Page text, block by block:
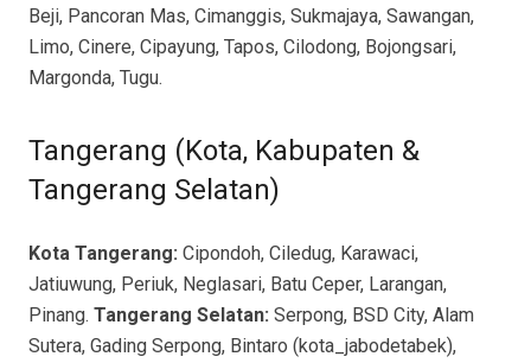
Beji, Pancoran Mas, Cimanggis, Sukmajaya, Sawangan,
Limo, Cinere, Cipayung, Tapos, Cilodong, Bojongsari,
Margonda, Tugu.
Tangerang (Kota, Kabupaten &
Tangerang Selatan)
Kota Tangerang: Cipondoh, Ciledug, Karawaci,
Jatiuwung, Periuk, Neglasari, Batu Ceper, Larangan,
Pinang. Tangerang Selatan: Serpong, BSD City, Alam
Sutera, Gading Serpong, Bintaro (kota_jabodetabek),